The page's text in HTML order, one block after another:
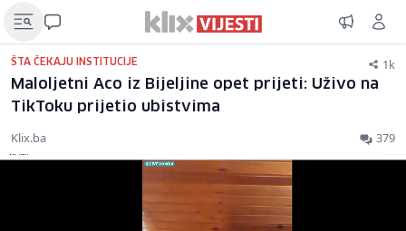
ŠTA ČEKAJU INSTITUCIJE 1k
Maloljetni Aco iz Bijeljine opet prijeti: Uživo na
TikToku prijetio ubistvima
Klix.ba 379